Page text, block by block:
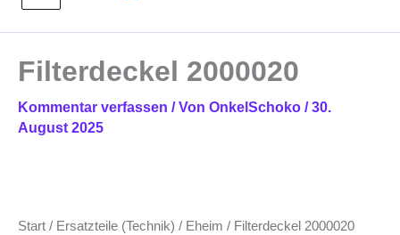
Filterdeckel 2000020
Kommentar verfassen / Von OnkelSchoko /30.
August 2025
Start / Ersatzteile (Technik) / Eheim / Filterdeckel 2000020